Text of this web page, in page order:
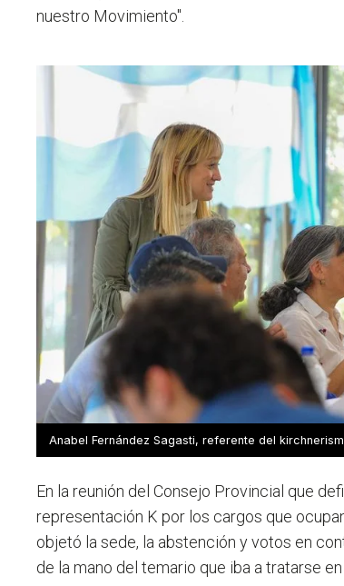
nuestro Movimiento".
Anabel Fernández Sagasti, referente del
En la reunión del Consejo Provincial que
representación K por los cargos que
objetó la sede, la abstención y votos en
de la mano del temario que iba a tratarse